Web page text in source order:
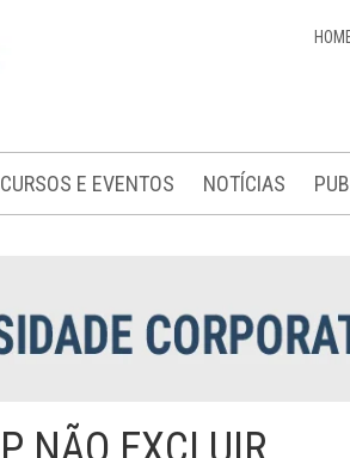
CURSOS E EVENTOS NOTÍCIAS